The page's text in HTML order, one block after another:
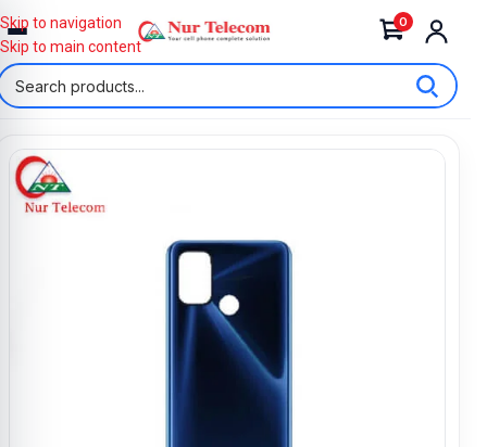
0
Skip to navigation
Skip to main content